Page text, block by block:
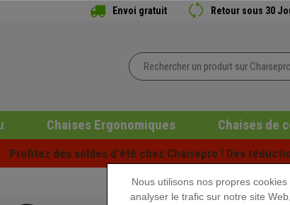
Envoi gratuit Retour sous 30
Chaises Ergonomiques Chaises de
Profitez des soldes d'été chez Chaisepro ! Des
Nous utilisons nos propres
analyser le trafic sur notre site